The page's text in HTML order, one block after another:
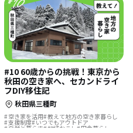
#10 60歳からの挑戦！東京から
秋田の空き家へ、セカンドライ
フDIY移住記
秋田県三種町
空き家を活用 教えて地方の空き家暮らし
支援制度 いつでもアウトドア
自然と暮らす 地域おこし 田舎暮らし